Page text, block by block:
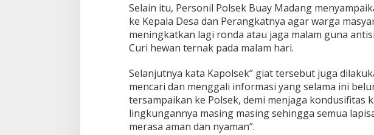
e
s
a
K
u
u
n
g
a
n
N
Selain itu, Personil Polsek Buay Madang
ke Kepala Desa dan Perangkatnya agar warga
meningkatkan lagi ronda atau jaga malam guna
Curi hewan ternak pada malam hari.
Selanjutnya kata Kapolsek” giat tersebut juga
mencari dan menggali informasi yang selama ini
tersampaikan ke Polsek, demi menjaga kondusifitas
lingkungannya masing masing sehingga semua
merasa aman dan nyaman”.